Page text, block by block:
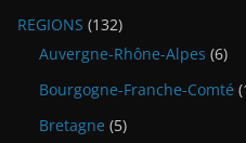
REGIONS (132)
Auvergne-Rhône-Alpes (6)
Bourgogne-Franche-Comté
Bretagne (5)